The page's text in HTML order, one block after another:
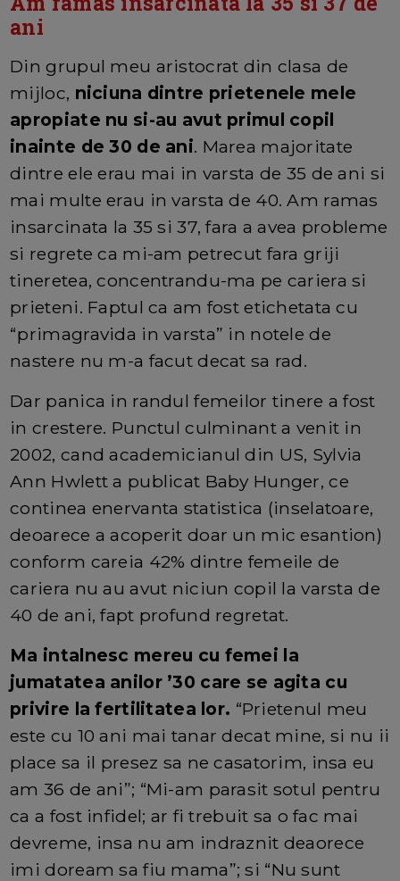
ani
Din grupul meu aristocrat din clasa de
mijloc, niciuna dintre prietenele mele
apropiate nu si-au avut primul copil
inainte de 30 de ani. Marea majoritate
dintre ele erau mai in varsta de 35 de ani si
mai multe erau in varsta de 40. Am ramas
insarcinata la 35 si 37, fara a avea probleme
si regrete ca mi-am petrecut fara griji
tineretea, concentrandu-ma pe cariera si
prieteni. Faptul ca am fost etichetata cu
“primagravida in varsta” in notele de
nastere nu m-a facut decat sa rad.
Dar panica in randul femeilor tinere a fost
in crestere. Punctul culminant a venit in
2002, cand academicianul din US, Sylvia
Ann Hwlett a publicat Baby Hunger, ce
continea enervanta statistica (inselatoare,
deoarece a acoperit doar un mic esantion)
conform careia 42% dintre femeile de
cariera nu au avut niciun copil la varsta de
40 de ani, fapt profund regretat.
Ma intalnesc mereu cu femei la
jumatatea anilor ’30 care se agita cu
privire la fertilitatea lor. “Prietenul meu
este cu 10 ani mai tanar decat mine, si nu ii
place sa il presez sa ne casatorim, insa eu
am 36 de ani”; “Mi-am parasit sotul pentru
ca a fost infidel; ar fi trebuit sa o fac mai
devreme, insa nu am indraznit deaorece
imi doream sa fiu mama”; si “Nu sunt